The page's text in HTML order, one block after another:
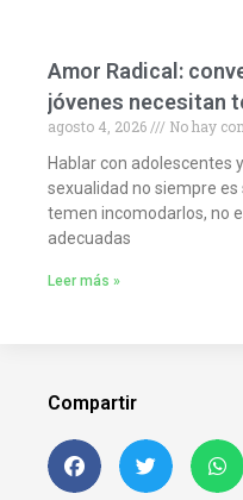
Amor Radical:
jóvenes necesitan
agosto 4, 2026
No hay
Hablar con adolescentes
sexualidad no siempre es
temen incomodarlos, no
adecuadas
Leer más »
Compartir